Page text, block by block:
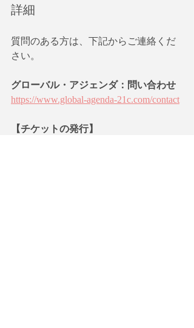
詳細
質問のある方は、下記からご連絡くだ
さい。
グローバル・アジェンダ：問い合わせ
https://www.global-agenda-21c.com/contact
【チケットの発行】